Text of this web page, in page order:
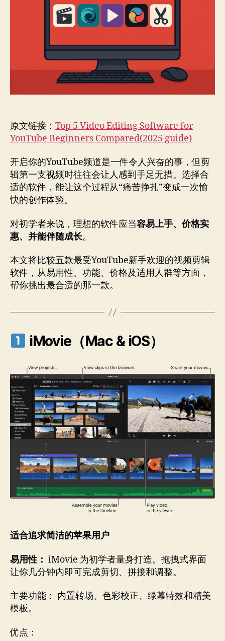
手
的
五
视
频
剪
辑
软
比
（2025
指
南）
原文链接： Top 5 Video Editing Software for
YouTube Beginners Compared(2025 guide)
开启你的YouTube频道是一件令人兴奋的事，但剪
辑第一支视频时往往会让人感到手足无措。选择合
适的软件，能让这个过程从“痛苦挣扎”变成一次愉
快的创作体验。
对初学者来说，理想的软件应当容易上手、价格实
惠、并能伴随成长。
本文将比较五款最受YouTube新手欢迎的视频剪辑
软件，从易用性、功能、价格及适用人群等方面，
帮你挑出最合适的那一款。
iMovie（Mac & iOS）
适合追求简洁的苹果用户
易用性： iMovie 为初学者量身打造。拖拽式界面
让你几分钟内即可完成剪切、拼接和调整。
主要功能： 内置转场、色彩校正、绿幕特效和精美
模板。
优点：